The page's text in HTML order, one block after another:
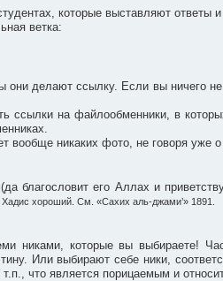
которые выставляют
ветка:
делают ссылку. Если вы ничего
ссылки на файлообменники, в
никаких фото, не говоря уже
благословит его Аллах и
хороший. См. «Сахих аль-джами’» 1891.
никами, которые вы выбираете!
Или выбирают себе ники,
что является порицаемым и